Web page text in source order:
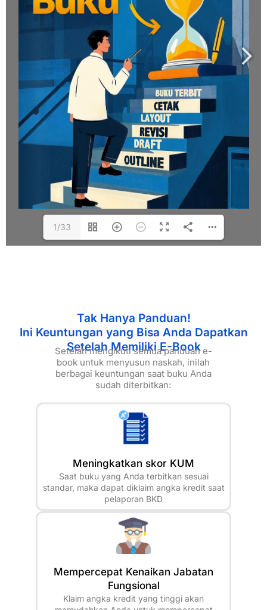
1/33
Tak Hanya Panduan!
Ini Keuntungan yang Bisa Anda Dapatkan
Setelah Memiliki E-Book
Setelah mengikuti semua panduan e-
book untuk menyusun naskah, inilah
berbagai keuntungan saat buku Anda
sudah diterbitkan:
Meningkatkan skor KUM
Saat buku yang Anda terbitkan sesuai
standar, maka dapat diklaim angka kredit saat
pelaporan BKD
Mempercepat Kenaikan Jabatan
Fungsional
Klaim angka kredit yang tinggi akan